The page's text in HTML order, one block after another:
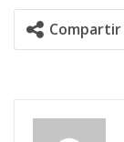
Compartir